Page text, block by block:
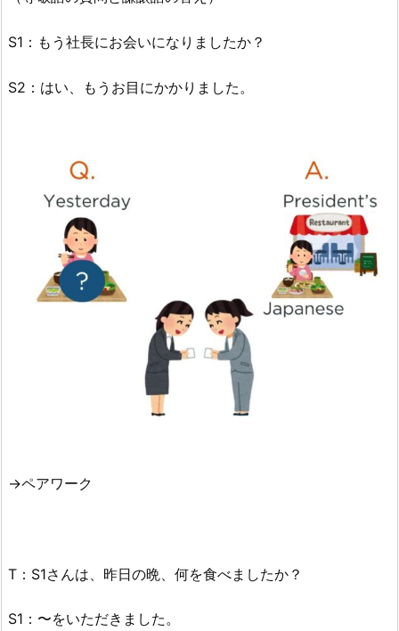
S1：もう社長にお会いになりましたか？
S2：はい、もうお目にかかりました。
→ペアワーク
T：S1さんは、昨日の晩、何を食べましたか？
S1：〜をいただきました。